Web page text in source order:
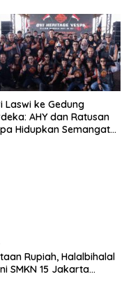
Laswi ke Gedung
AHY dan Ratusan
Hidupkan Semangat
Rupiah, Halalbihalal
SMKN 15 Jakarta